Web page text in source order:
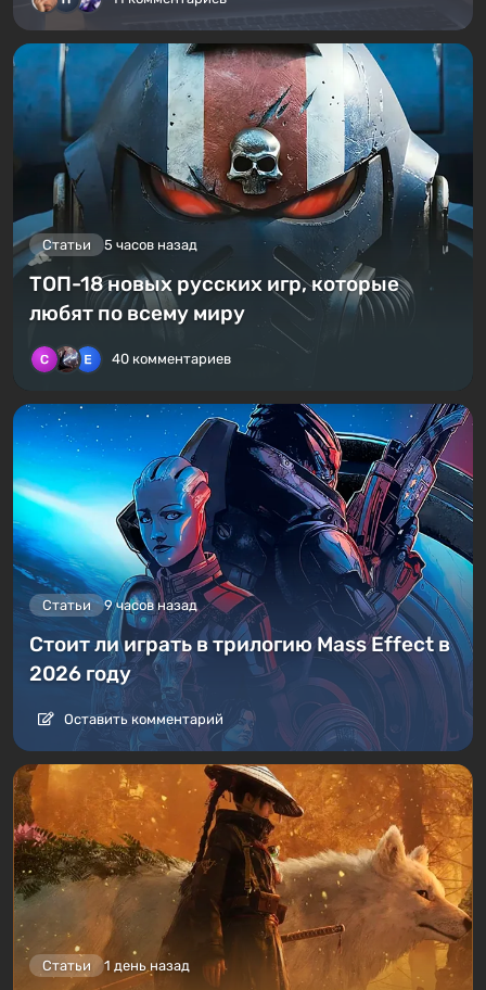
Статьи 5 часов назад
ТОП-18 новых русских игр, которые
любят по всему миру
40 комментариев
Статьи 9 часов назад
Стоит ли играть в трилогию Mass Effect в
2026 году
Оставить комментарий
Статьи 1 день назад